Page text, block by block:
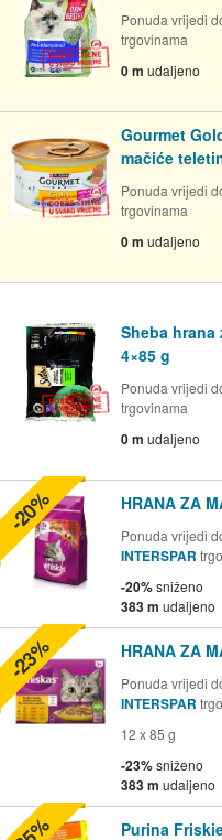
Ponuda vrijedi
trgovinama
0 m udaljeno
Gourmet
mačiće
Ponuda vrijedi
trgovinama
0 m udaljeno
Sheba hrana
4×85 g
Ponuda vrijedi
trgovinama
0 m udaljeno
HRANA ZA
Ponuda vrijedi
INTERSPAR
-20%sniženo
383 m udaljeno
-20%
HRANA ZA
Ponuda vrijedi
INTERSPAR
12 x 85 g
-23%sniženo
383 m udaljeno
-23%
Purina